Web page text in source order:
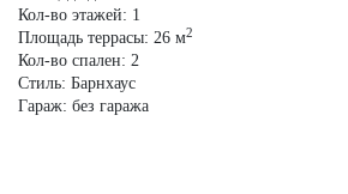
Кол-во этажей: 1
Площадь террасы: 26 м2
Кол-во спален: 2
Стиль: Барнхаус
Гараж: без гаража